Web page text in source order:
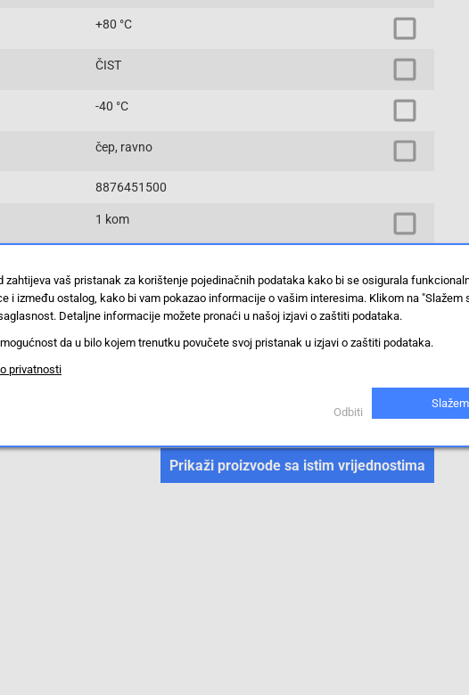
+80 °C
ČIST
-40 °C
čep, ravno
8876451500
1 kom
ST
IP20
Prikaži proizvode sa istim vrijednostima
zahtijeva vaš pristanak za korištenje pojedinačnih podataka kako bi se osigurala
i između ostalog, kako bi vam pokazao informacije o vašim interesima. Klikom na "Slažem
Detaljne informacije možete pronaći u našoj izjavi o zaštiti podataka.
da u bilo kojem trenutku povučete svoj pristanak u izjavi o zaštiti podataka.
privatnosti
Odbiti